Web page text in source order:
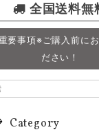
全国送料無
要事項※ご購入前にお
ださい！
Category